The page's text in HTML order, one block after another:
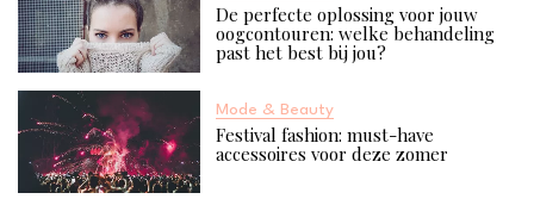
De perfecte oplossing voor jouw
oogcontouren: welke behandeling
past het best bij jou?
Mode & Beauty
Festival fashion: must-have
accessoires voor deze zomer